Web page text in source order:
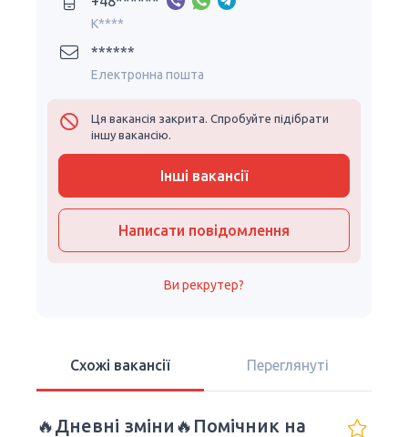
K****
******
Електронна пошта
Ця вакансія закрита. Спробуйте підібрати
іншу вакансію.
Інші вакансії
Написати повідомлення
Ви рекрутер?
Схожі вакансії Переглянуті
🔥Дневні зміни🔥Помічник на